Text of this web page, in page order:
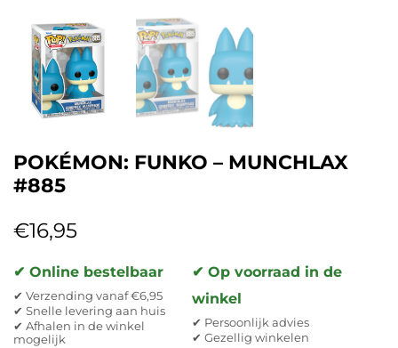
POKÉMON: FUNKO – MUNCHLAX
#885
€16,95
✔ Online bestelbaar
✔ Verzending vanaf €6,95
✔ Snelle levering aan huis
✔ Afhalen in de winkel
mogelijk
✔ Op voorraad in de
winkel
✔ Persoonlijk advies
✔ Gezellig winkelen